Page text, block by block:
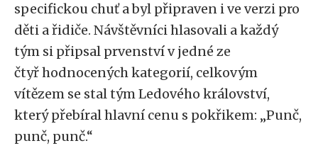
specifickou chuť a byl připraven i ve verzi pro
děti a řidiče. Návštěvníci hlasovali a každý
tým si připsal prvenství v jedné ze
čtyř hodnocených kategorií, celkovým
vítězem se stal tým Ledového království,
který přebíral hlavní cenu s pokřikem: „Punč,
punč, punč.“